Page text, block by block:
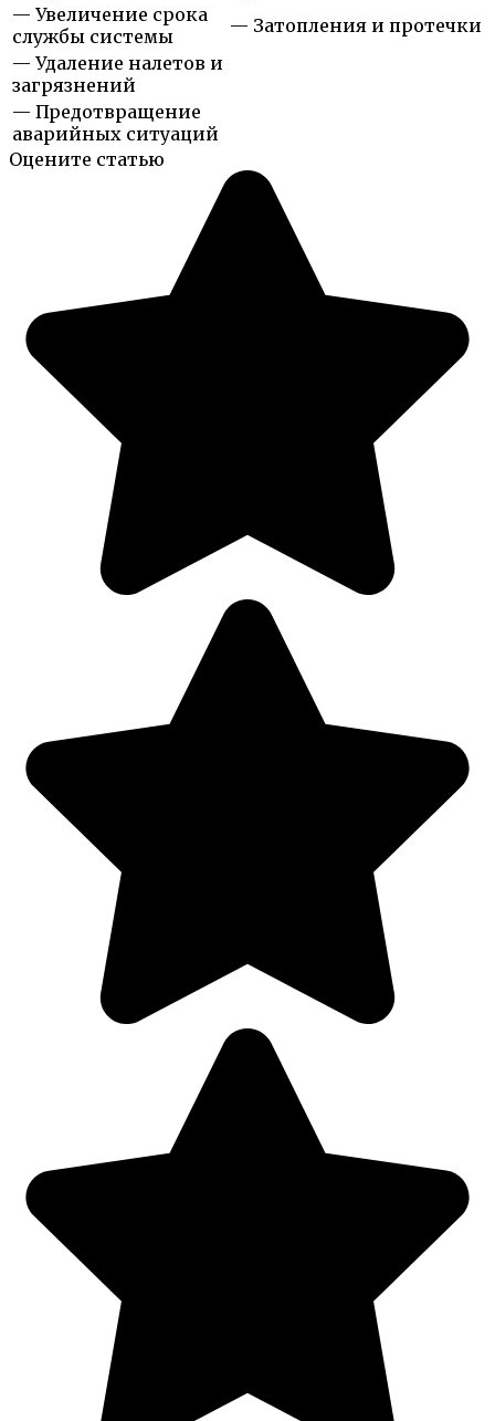
— Увеличение срока
службы системы
— Затопления и протечки
— Удаление налетов и
загрязнений
— Предотвращение
аварийных ситуаций
Оцените статью